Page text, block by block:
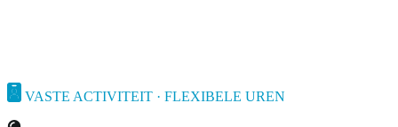
VASTE ACTIVITEIT · FLEXIBELE UREN